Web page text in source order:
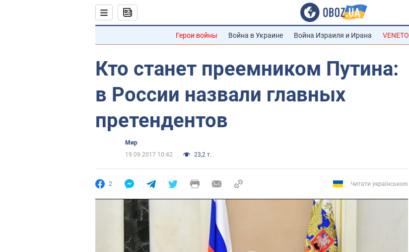
Герои войны Война в Украине Война Израиля и Ирана VENETO
Кто станет преемником Путина:
в России назвали главных
претендентов
Мир
19.09.2017 10:42
23,2 т.
2 Читати українською